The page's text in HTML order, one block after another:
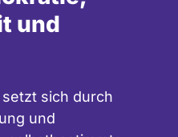
und
sich durch
und